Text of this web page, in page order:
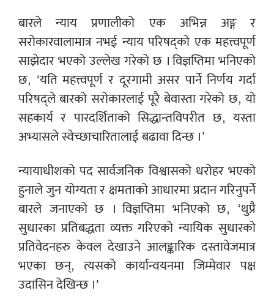
बारले न्याय प्रणालीको एक अभिन्न अङ्ग र
सरोकारवालामात्र नभई न्याय परिषद्को एक महत्त्वपूर्ण
साझेदार भएको उल्लेख गरेको छ । विज्ञप्तिमा भनिएको
छ, ‘यति महत्त्वपूर्ण र दूरगामी असर पार्ने निर्णय गर्दा
परिषद्ले बारको सरोकारलाई पूरै बेवास्ता गरेको छ, यो
सहकार्य र पारदर्शिताको सिद्धान्तविपरीत छ, यस्ता
अभ्यासले स्वेच्छाचारितालाई बढावा दिन्छ ।’
न्यायाधीशको पद सार्वजनिक विश्वासको धरोहर भएको
हुनाले जुन योग्यता र क्षमताको आधारमा प्रदान गरिनुपर्ने
बारले जनाएको छ । विज्ञप्तिमा भनिएको छ, ‘थुप्रै
सुधारका प्रतिबद्धता व्यक्त गरिएको न्यायिक सुधारको
प्रतिवेदनहरु केवल देखाउने आलङ्कारिक दस्तावेजमात्र
भएका छन्, त्यसको कार्यान्वयनमा जिम्मेवार पक्ष
उदासिन देखिन्छ ।’